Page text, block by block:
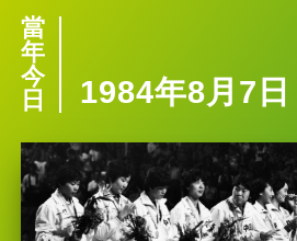
當
年
今
日
1984年8月7日